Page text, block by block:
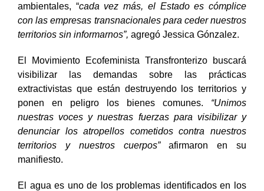
ambientales, “cada vez más, el Estado es cómplice
con las empresas transnacionales para ceder nuestros
territorios sin informarnos”, agregó Jessica Gónzalez.
El Movimiento Ecofeminista Transfronterizo buscará
visibilizar las demandas sobre las prácticas
extractivistas que están destruyendo los territorios y
ponen en peligro los bienes comunes. “Unimos
nuestras voces y nuestras fuerzas para visibilizar y
denunciar los atropellos cometidos contra nuestros
territorios y nuestros cuerpos”afirmaron en su
manifiesto.
El agua es uno de los problemas identificados en los